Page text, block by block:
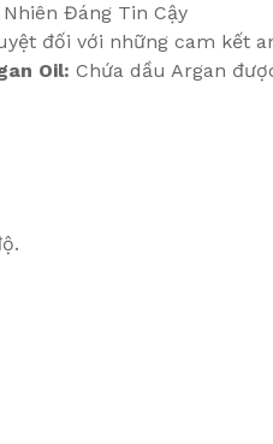
Đáng Tin Cậy
đối với những cam kết
Oil: Chứa dầu Argan